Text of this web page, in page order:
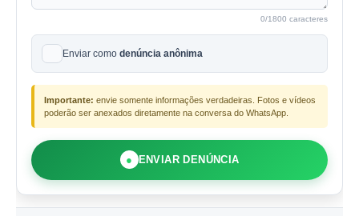
0/1800 caracteres
Enviar como denúncia anônima
Importante: envie somente informações verdadeiras. Fotos e vídeos
poderão ser anexados diretamente na conversa do WhatsApp.
● ENVIAR DENÚNCIA